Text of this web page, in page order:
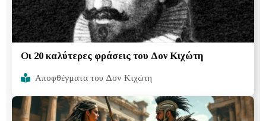
Οι 20 καλύτερες φράσεις του Δον Κιχώτη
Αποφθέγματα του Δον Κιχώτη